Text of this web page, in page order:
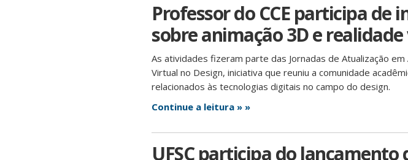
Professor do CCE participa de
sobre animação 3D e
As atividades fizeram parte das Jornadas de Atualização
Virtual no Design, iniciativa que reuniu a comunidade
relacionados às tecnologias digitais no campo do design.
Continue a leitura » »
UFSC participa do lançamento